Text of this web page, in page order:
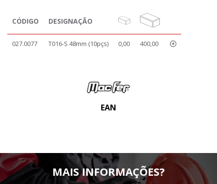
CÓDIGO DESIGNAÇÃO
027.0077 T016-S 48mm (10pçs) 0,00 400,00
EAN
MAIS INFORMAÇÕES?